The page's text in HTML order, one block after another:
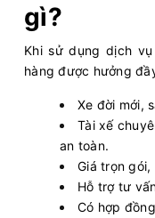
gì?
Khi sử dụng dịch
hàng được hưởng
Xe đời mới,
Tài xế
an toàn.
Giá trọn
Hỗ trợ tư
Có hợp